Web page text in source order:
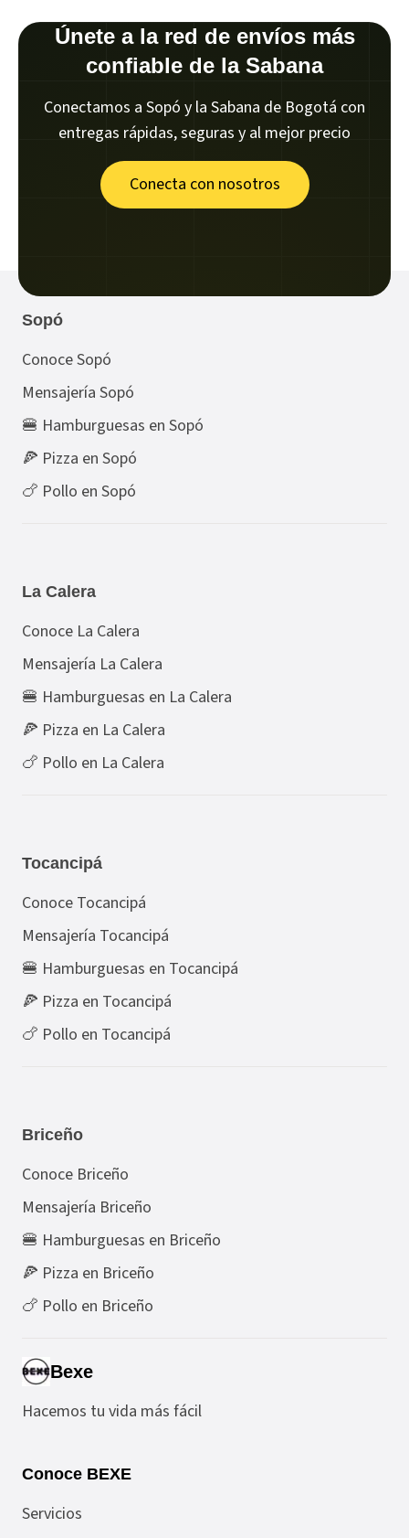
Únete a la red de envíos más
confiable de la Sabana
Conectamos a Sopó y la Sabana de Bogotá con
entregas rápidas, seguras y al mejor precio
Conecta con nosotros
Sopó
Conoce Sopó
Mensajería Sopó
🍔 Hamburguesas en Sopó
🍕 Pizza en Sopó
🍗 Pollo en Sopó
La Calera
Conoce La Calera
Mensajería La Calera
🍔 Hamburguesas en La Calera
🍕 Pizza en La Calera
🍗 Pollo en La Calera
Tocancipá
Conoce Tocancipá
Mensajería Tocancipá
🍔 Hamburguesas en Tocancipá
🍕 Pizza en Tocancipá
🍗 Pollo en Tocancipá
Briceño
Conoce Briceño
Mensajería Briceño
🍔 Hamburguesas en Briceño
🍕 Pizza en Briceño
🍗 Pollo en Briceño
Bexe
Hacemos tu vida más fácil
Conoce BEXE
Servicios